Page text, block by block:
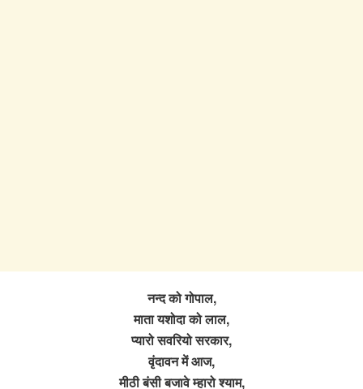
नन्द को गोपाल,
माता यशोदा को लाल,
प्यारो सवरियो सरकार,
वृंदावन में आज,
मीठी बंसी बजावे म्हारो श्याम,